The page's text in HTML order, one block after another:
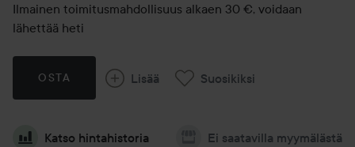
Ilmainen toimitusmahdollisuus alkaen 30 €, voidaan
lähettää heti
OSTA Lisää Suosikiksi
Katso hintahistoria Ei saatavilla myymälästä